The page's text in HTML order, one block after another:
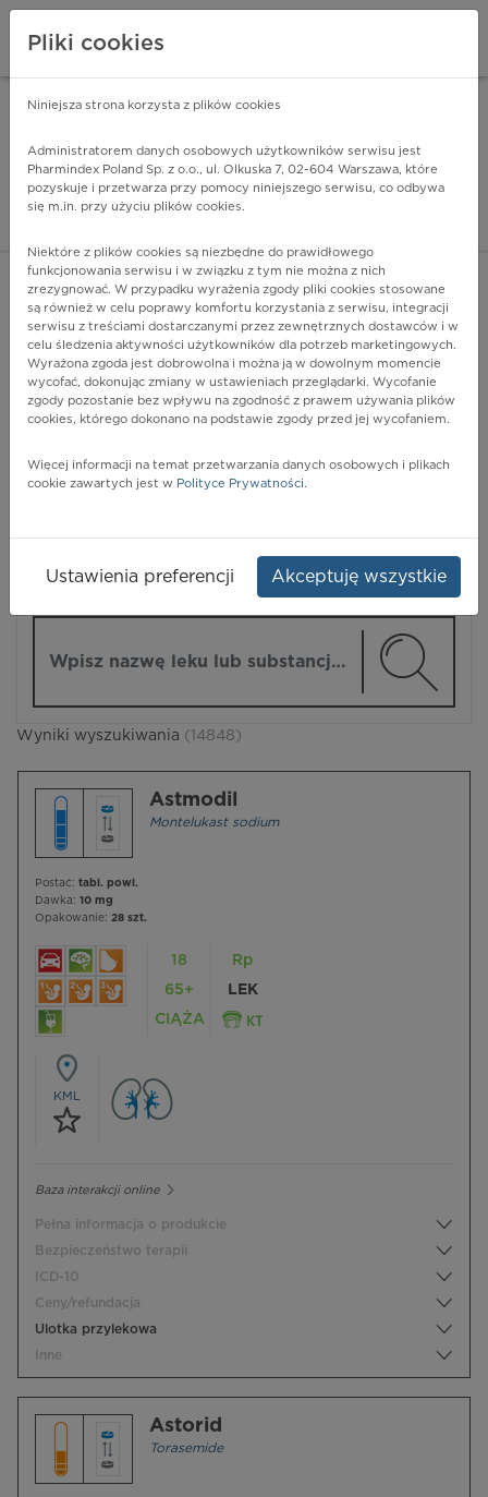
Pharmindex - lider
ZALOGUJ SIĘ
POKAŻ FILTRY
Pharmindex
Wyniki wyszukiwania (14848)
Astmodil
Montelukast sodium
Postać: tabl. powl.
Dawka: 10 mg
Opakowanie: 28 szt.
18
65+
CIĄŻA
Rp
LEK
KML
Baza interakcji online
Pełna informacja o produkcie
Bezpieczeństwo terapii
ICD-10
Ceny/refundacja
Ulotka przylekowa
Inne
Astorid
Torasemide
Pliki cookies
Niniejsza strona korzysta z plików cookies
Administratorem danych osobowych użytkowników serwisu jest
Pharmindex Poland Sp. z o.o., ul. Olkuska 7, 02-604 Warszawa, które
pozyskuje i przetwarza przy pomocy niniejszego serwisu, co odbywa
się m.in. przy użyciu plików cookies.
Niektóre z plików cookies są niezbędne do prawidłowego
funkcjonowania serwisu i w związku z tym nie można z nich
zrezygnować. W przypadku wyrażenia zgody pliki cookies stosowane
są również w celu poprawy komfortu korzystania z serwisu, integracji
serwisu z treściami dostarczanymi przez zewnętrznych dostawców i w
celu śledzenia aktywności użytkowników dla potrzeb marketingowych.
Wyrażona zgoda jest dobrowolna i można ją w dowolnym momencie
wycofać, dokonując zmiany w ustawieniach przeglądarki. Wycofanie
zgody pozostanie bez wpływu na zgodność z prawem używania plików
cookies, którego dokonano na podstawie zgody przed jej wycofaniem.
Więcej informacji na temat przetwarzania danych osobowych i plikach
cookie zawartych jest w Polityce Prywatności.
Ustawienia preferencji Akceptuję wszystkie
ZA DARMO - w Google Play INSTALUJ